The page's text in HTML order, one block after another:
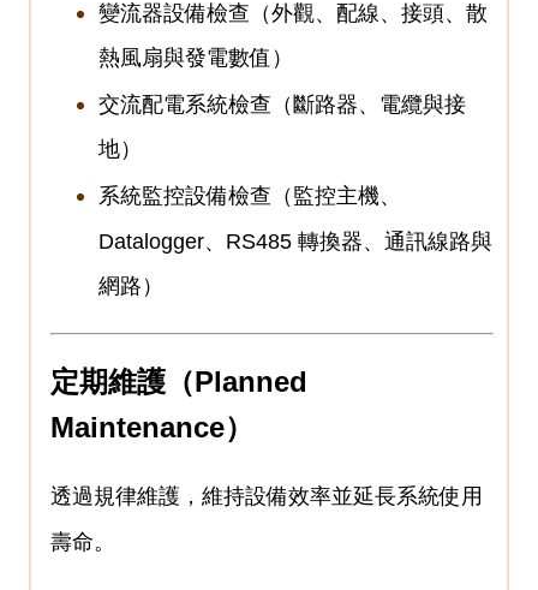
變流器設備檢查（外觀、配線、接頭、散
熱風扇與發電數值）
交流配電系統檢查（斷路器、電纜與接
地）
系統監控設備檢查（監控主機、
Datalogger、 RS485轉換器、通訊線路與
網路）
定期維護（Planned
Maintenance）
透過規律維護，維持設備效率並延長系統使用
壽命。